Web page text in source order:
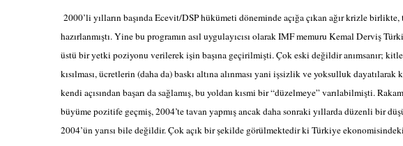
2000’li yılların başında Ecevit/DSP hükümeti döneminde açığa çıkan ağır krizle
hazırlanmıştı. Yine bu programın asıl uygulayıcısı olarak IMF memuru Kemal Derviş
üstü bir yetki poziyonu verilerek işin başına geçirilmişti. Çok eski değildir anımsanır;
kısılması, ücretlerin (daha da) baskı altına alınması yani işsizlik ve yoksulluk
kendi açısından başarı da sağlamış, bu yoldan kısmi bir “düzelmeye” varılabilmişti.
büyüme pozitife geçmiş, 2004’te tavan yapmış ancak daha sonraki yıllarda düzenli bir
2004’ün yarısı bile değildir. Çok açık bir şekilde görülmektedir ki Türkiye